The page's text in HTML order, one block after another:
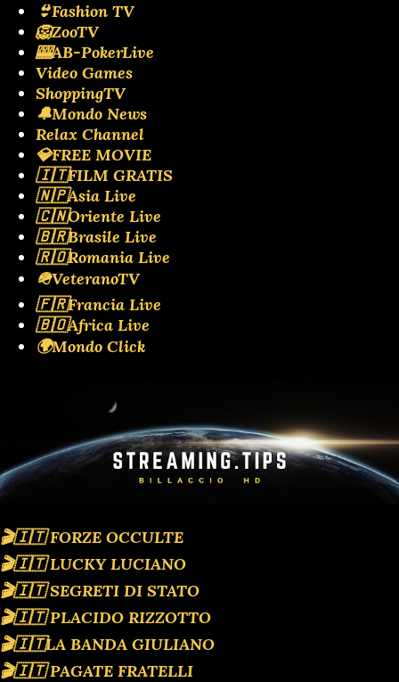
👙Fashion TV
🦁ZooTV
🎰AB-PokerLive
Video Games
ShoppingTV
🔔Mondo News
Relax Channel
💎FREE MOVIE
🇮🇹FILM GRATIS
🇳🇵Asia Live
🇨🇳Oriente Live
🇧🇷Brasile Live
🇷🇴Romania Live
🪖VeteranoTV
🇫🇷Francia Live
🇧🇴Africa Live
🌍Mondo Click
🎬🇮🇹 FORZE OCCULTE
🎬🇮🇹 LUCKY LUCIANO
🎬🇮🇹 SEGRETI DI STATO
🎬🇮🇹 PLACIDO RIZZOTTO
🎬🇮🇹LA BANDA GIULIANO
🎬🇮🇹 PAGATE FRATELLI